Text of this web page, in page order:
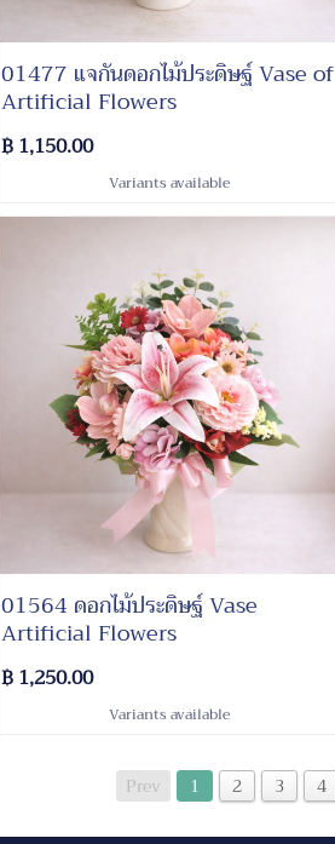
01477 แจกันดอกไม้ประดิษฐ์ Vase of
Artificial Flowers
฿ 1,150.00
Variants available
01564 ดอกไม้ประดิษฐ์ Vase
Artificial Flowers
฿ 1,250.00
Variants available
Prev 1 2 3 4